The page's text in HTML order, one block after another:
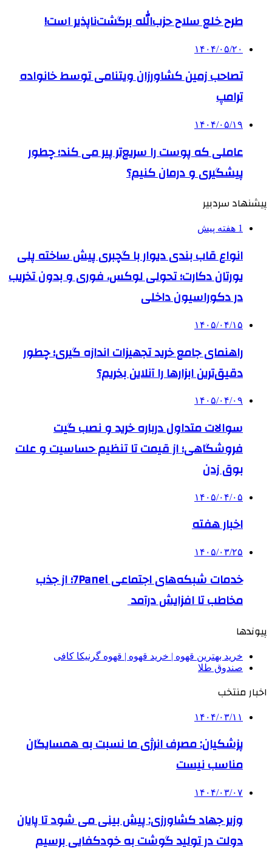
طرح خلع سلاح حزب‌الله برگشت‌ناپذیر است!
۱۴۰۴/۰۵/۲۰
تصاحب زمین کشاورزان ویتنامی توسط خانواده
ترامپ
۱۴۰۴/۰۵/۱۹
عاملی که پوست را سریع‌تر پیر می کند؛ چطور
پیشگیری و درمان کنیم؟
پیشنهاد سردبیر
1 هفته پیش
انواع قاب بندی دیوار با گچبری پیش ساخته پلی
یورتان دکارت؛ تحولی لوکس، فوری و بدون تخریب
در دکوراسیون داخلی
۱۴۰۵/۰۴/۱۵
راهنمای جامع خرید تجهیزات اندازه گیری؛ چطور
دقیق‌ترین ابزارها را آنلاین بخریم؟
۱۴۰۵/۰۴/۰۹
سوالات متداول درباره خرید و نصب گیت
فروشگاهی؛ از قیمت تا تنظیم حساسیت و علت
بوق زدن
۱۴۰۵/۰۴/۰۵
اخبار هفته
۱۴۰۵/۰۳/۲۵
خدمات شبکه‌های اجتماعی 7Panel؛ از جذب
مخاطب تا افزایش درآمد
پیوندها
خرید بهترین قهوه | خرید قهوه | قهوه گرنیکا کافی
صندوق طلا
اخبار منتخب
۱۴۰۴/۰۳/۱۱
پزشکیان: مصرف انرژی ما نسبت به همسایگان
مناسب نیست
۱۴۰۴/۰۳/۰۷
وزیر جهاد کشاورزی: پیش بینی می شود تا پایان
دولت در تولید گوشت به خودکفایی برسیم